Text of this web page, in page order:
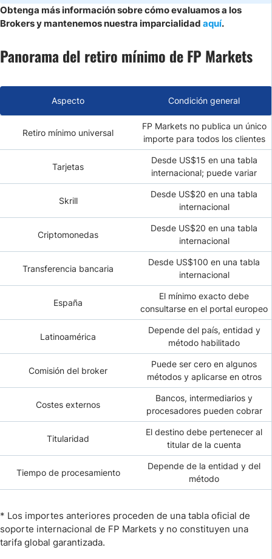
Obtenga más información sobre cómo evaluamos a los
Brokers y mantenemos nuestra imparcialidad aquí.
Panorama del retiro mínimo de FP Markets
Aspecto Condición general
Retiro mínimo universal
FP Markets no publica un único
importe para todos los clientes
Tarjetas
Desde US$15 en una tabla
internacional; puede variar
Skrill
Desde US$20 en una tabla
internacional
Criptomonedas
Desde US$20 en una tabla
internacional
Transferencia bancaria
Desde US$100 en una tabla
internacional
España
El mínimo exacto debe
consultarse en el portal europeo
Latinoamérica
Depende del país, entidad y
método habilitado
Comisión del broker
Puede ser cero en algunos
métodos y aplicarse en otros
Costes externos
Bancos, intermediarios y
procesadores pueden cobrar
Titularidad
El destino debe pertenecer al
titular de la cuenta
Tiempo de procesamiento
Depende de la entidad y del
método
* Los importes anteriores proceden de una tabla oficial de
soporte internacional de FP Markets y no constituyen una
tarifa global garantizada.